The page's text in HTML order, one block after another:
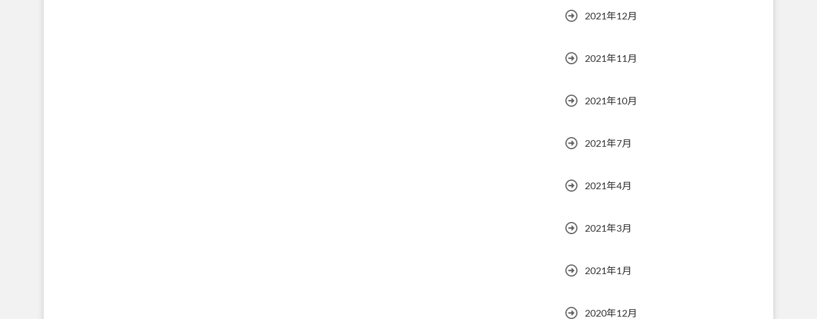
2021年12月
2021年11月
2021年10月
2021年7月
2021年4月
2021年3月
2021年1月
2020年12月